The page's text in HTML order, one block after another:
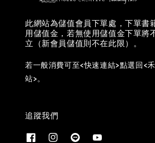
此網站為儲值會員下單處，下單書
用儲值金，若無使用儲值金下單將
立（新會員儲值則不在此限）。
若一般消費可至<快速連結>點選回<
站>。
追蹤我們